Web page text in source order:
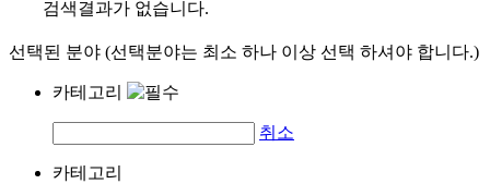
검색결과가 없습니다.
선택된 분야 (선택분야는 최소 하나 이상 선택 하셔야 합니다.)
카테고리
취소
카테고리